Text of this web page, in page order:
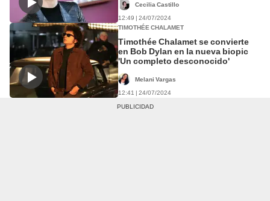
Cecilia Castillo
12:49 | 24/07/2024
TIMOTHÉE CHALAMET
Timothée Chalamet se convierte
en Bob Dylan en la nueva biopic
'Un completo desconocido'
Melani Vargas
12:41 | 24/07/2024